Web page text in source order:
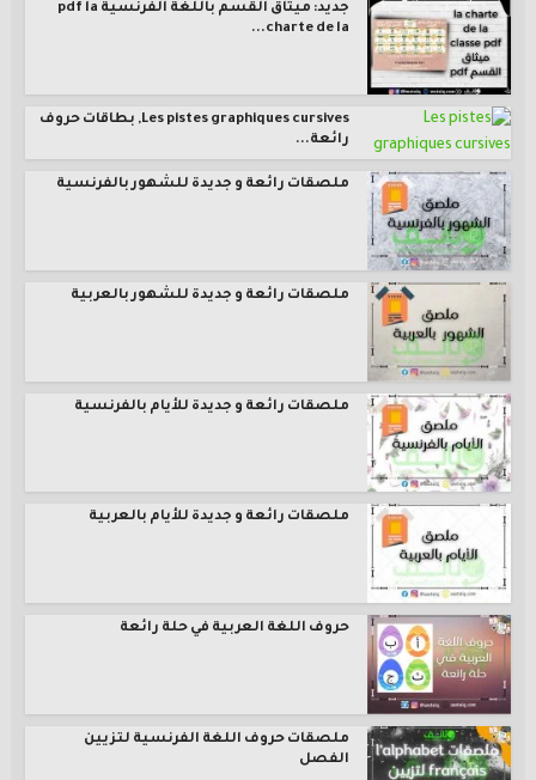
جديد: ميثاق القسم باللغة الفرنسية pdf la
charte de la...
Les pistes graphiques cursives, بطاقات حروف
رائعة...
ملصقات رائعة و جديدة للشهور بالفرنسية
ملصقات رائعة و جديدة للشهور بالعربية
ملصقات رائعة و جديدة للأيام بالفرنسية
ملصقات رائعة و جديدة للأيام بالعربية
حروف اللغة العربية في حلة رائعة
ملصقات حروف اللغة الفرنسية لتزيين
الفصل